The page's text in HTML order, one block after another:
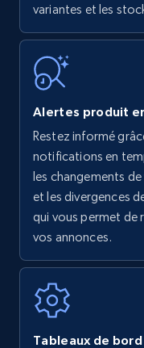
price, Currency,
35.3K+
Amazon Reviews
URL, Product
rating object,
Author name,
Walmart -
variantes et les
Alertes produit
Restez informé
notifications en
les changements
et les divergences
qui vous permet
vos annonces.
Tableaux de